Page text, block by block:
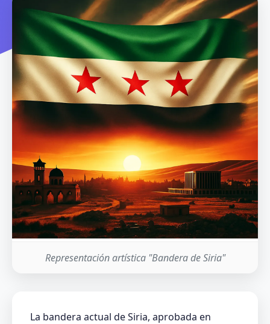
Representación artística "Bandera de Siria"
La bandera actual de Siria, aprobada en